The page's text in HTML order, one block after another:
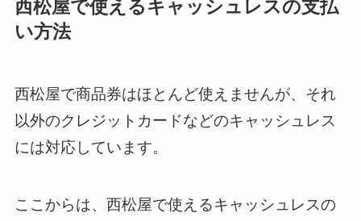
西松屋で使えるキャッシュレスの支払
い方法
西松屋で商品券はほとんど使えませんが、それ
以外のクレジットカードなどのキャッシュレス
には対応しています。
ここからは、西松屋で使えるキャッシュレスの